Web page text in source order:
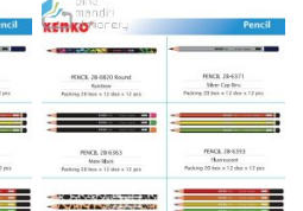
TO
WISH
LIST
COMPARE